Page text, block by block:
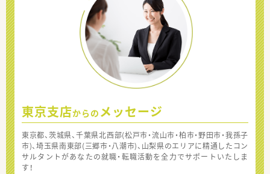
東京支店からの メッセージ
東京都、茨城県、千葉県北西部(松戸市・流山市・柏市・野田市・我孫子
市)、埼玉県南東部(三郷市・八潮市)、山梨県のエリアに精通したコン
サルタントがあなたの就職・転職活動を全力でサポートいたしま
す！